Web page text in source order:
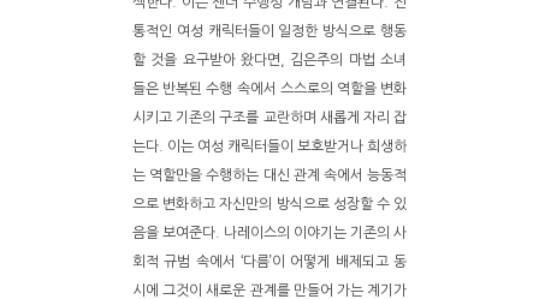
통적인 여성 캐릭터들이 일정한 방식으로 행동
할 것을 요구받아 왔다면, 김은주의 마법 소녀
들은 반복된 수행 속에서 스스로의 역할을 변화
시키고 기존의 구조를 교란하며 새롭게 자리 잡
는다. 이는 여성 캐릭터들이 보호받거나 희생하
는 역할만을 수행하는 대신 관계 속에서 능동적
으로 변화하고 자신만의 방식으로 성장할 수 있
음을 보여준다. 나레이스의 이야기는 기존의 사
회적 규범 속에서 ‘다름’이 어떻게 배제되고 동
시에 그것이 새로운 관계를 만들어 가는 계기가